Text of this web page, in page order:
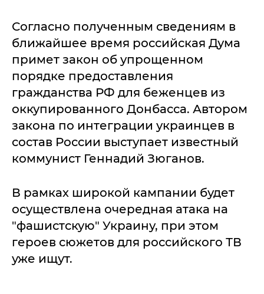
Согласно полученным сведениям в
ближайшее время российская Дума
примет закон об упрощенном
порядке предоставления
гражданства РФ для беженцев из
оккупированного Донбасса. Автором
закона по интеграции украинцев в
состав России выступает известный
коммунист Геннадий Зюганов.
В рамках широкой кампании будет
осуществлена очередная атака на
"фашистскую" Украину, при этом
героев сюжетов для российского ТВ
уже ищут.